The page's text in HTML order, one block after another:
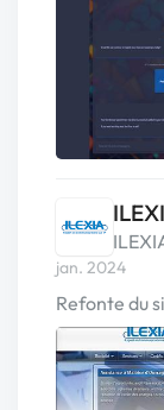
jan. 2024
Refonte du